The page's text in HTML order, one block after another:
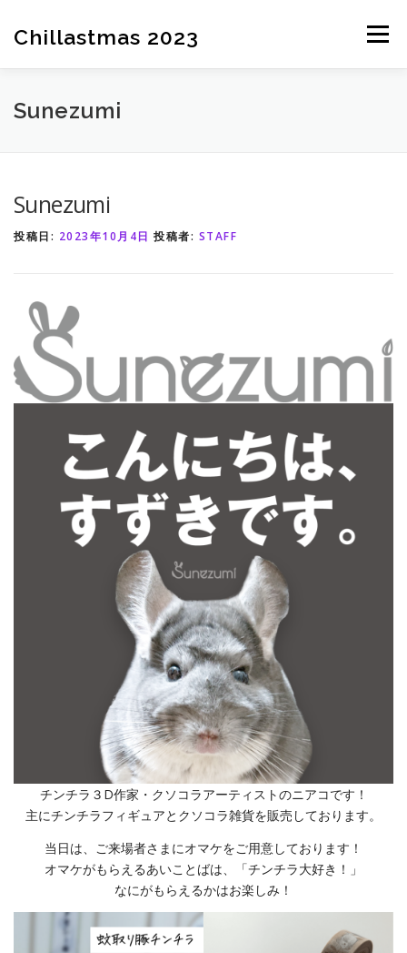
ン
Chillastmas 2023 メニュ
チケット情報
Sunezumi
Sunezumi
投稿日: 2023年10月4日 投稿者: STAFF
チンチラ３D作家・クソコラアーティストのニアコです！
主にチンチラフィギュアとクソコラ雑貨を販売しております。
当日は、ご来場者さまにオマケをご用意しております！
オマケがもらえるあいことばは、「チンチラ大好き！」
なにがもらえるかはお楽しみ！